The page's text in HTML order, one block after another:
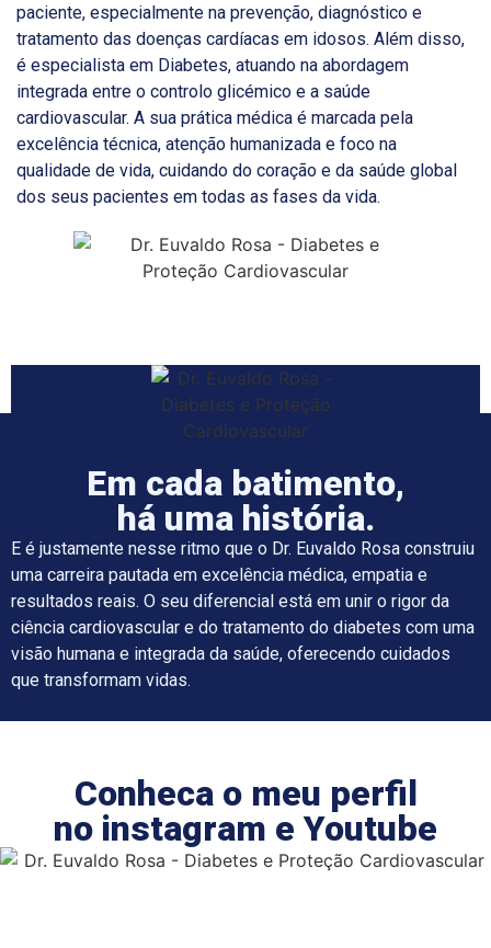
paciente, especialmente na prevenção, diagnóstico e
tratamento das doenças cardíacas em idosos. Além disso,
é especialista em Diabetes, atuando na abordagem
integrada entre o controlo glicémico e a saúde
cardiovascular. A sua prática médica é marcada pela
excelência técnica, atenção humanizada e foco na
qualidade de vida, cuidando do coração e da saúde global
dos seus pacientes em todas as fases da vida.
Em cada batimento,
há uma história.
E é justamente nesse ritmo que o Dr. Euvaldo Rosa construiu
uma carreira pautada em excelência médica, empatia e
resultados reais. O seu diferencial está em unir o rigor da
ciência cardiovascular e do tratamento do diabetes com uma
visão humana e integrada da saúde, oferecendo cuidados
que transformam vidas.
Conheca o meu perfil
no instagram e Youtube